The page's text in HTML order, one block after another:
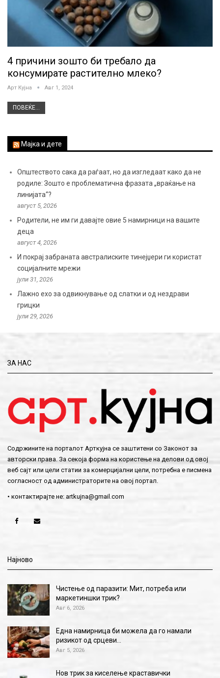
4 причини зошто би требало да
консумирате растително млеко?
Арт Кујна Авг 1, 2024
ПОВЕЌЕ...
Мајка и дете
Општеството сака да раѓаат, но да изгледаат како да не
родиле: Зошто е проблематична фразата „враќање на
линијата“?
август 5, 2026
Родители, не им ги давајте овие 5 намирници на вашите
деца
август 4, 2026
И покрај забраната австралиските тинејџери ги користат
социјалните мрежи
јули 31, 2026
Лажно ехо за одвикнување од слатки и од нездрави
грицки
јули 29, 2026
ЗА НАС
Содржините на порталот Арткујна се заштитени со Законот за
авторски права. За секоја форма на користење на делови од овој
веб сајт или цели статии за комерцијални цели, потребна е писмена
согласност од администраторите на овој портал.
• контактирајте не: artkujna@gmail.com
Најново
Чистење од паразити: Мит, потреба или
маркетиншки трик?
Авг 6, 2026
Една намирница би можела да го намали
ризикот од срцеви…
Авг 5, 2026
Нов трик за киселење краставички